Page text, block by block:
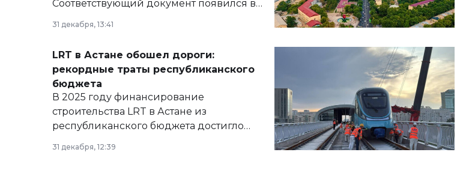
Соответствующий документ появился в
базе нормативных правовых актов и на
сайте маслихат города.
31 декабря, 13:41
LRT в Астане обошел дороги:
рекордные траты республиканского
бюджета
В 2025 году финансирование
строительства LRT в Астане из
республиканского бюджета достигло
рекордных объемов.
31 декабря, 12:39